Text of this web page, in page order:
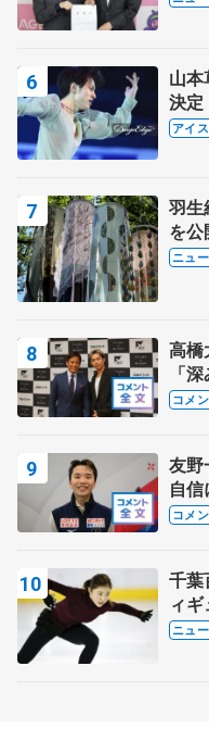
山
決
静香
アイ
羽生
を
の瑞
ニュ
高橋
「
る
コメ
友野
自
い
コメ
千
ィ
ニュ